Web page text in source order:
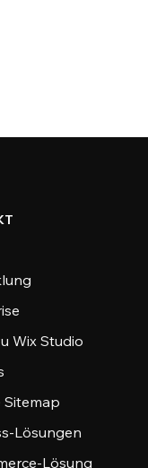
Wix Studio
Sitemap
Lösungen
Lösung